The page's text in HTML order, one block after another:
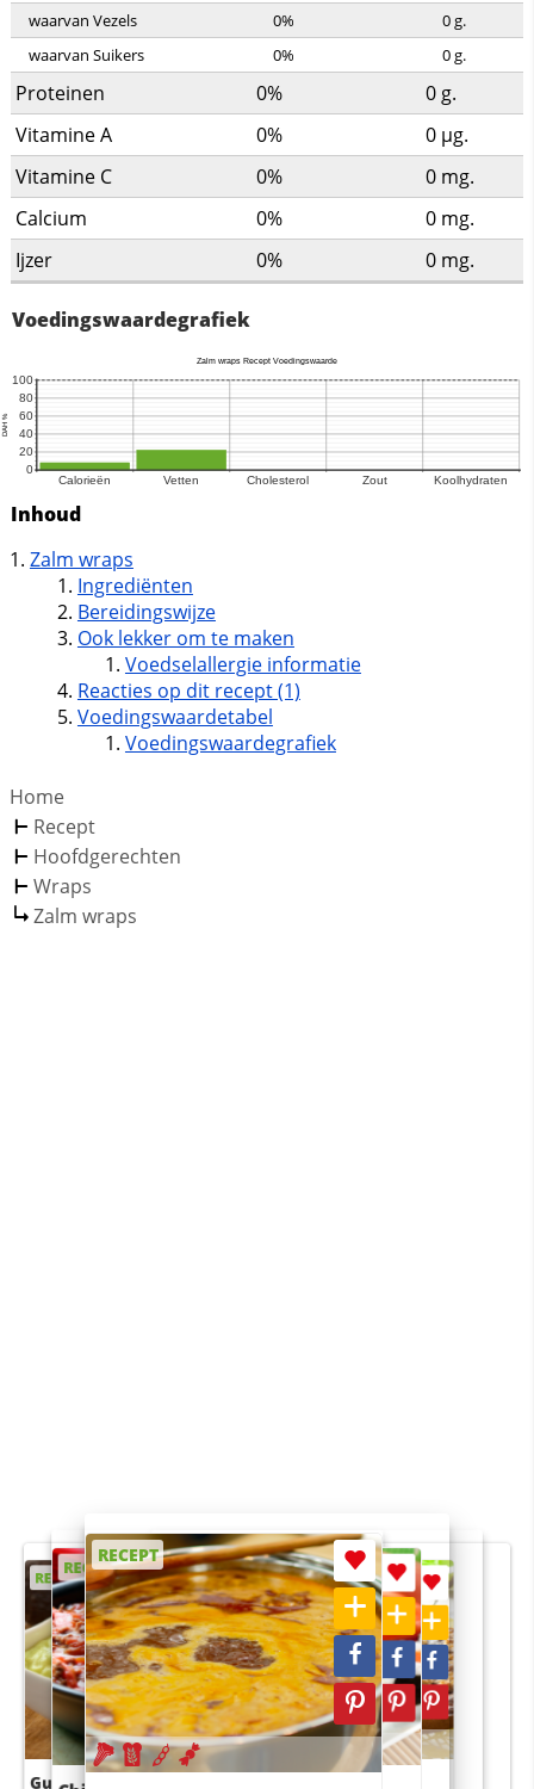
waarvan Vezels 0% 0g.
waarvan Suikers
0% 0g.
Proteinen 0% 0 g.
Vitamine A
0% 0 µg.
Vitamine C
0% 0 mg.
Calcium
0% 0 mg.
Ijzer
0% 0 mg.
Voedingswaardegrafiek
Inhoud
Zalm wraps
Ingrediënten
Bereidingswijze
Ook lekker om te maken
Voedselallergie informatie
Reacties op dit recept (1)
Voedingswaardetabel
Voedingswaardegrafiek
Home
Recept
Hoofdgerechten
Wraps
Zalm wraps
RECEPT
Guacamole
RECEPT
RECEPT
RECEPT
RECEPT